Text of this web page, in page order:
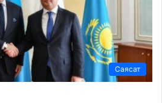
Саясат